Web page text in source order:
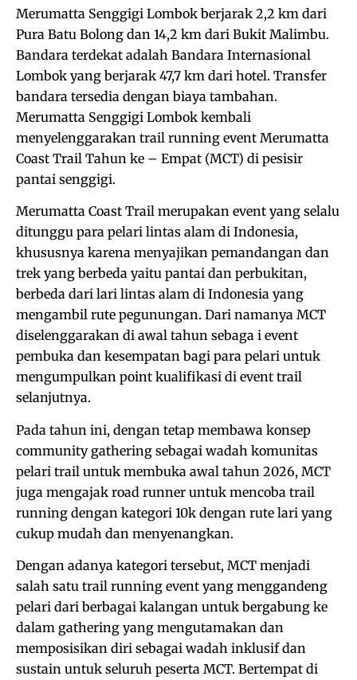
Merumatta Senggigi Lombok berjarak 2,2 km dari
Pura Batu Bolong dan 14,2 km dari Bukit Malimbu.
Bandara terdekat adalah Bandara Internasional
Lombok yang berjarak 47,7 km dari hotel. Transfer
bandara tersedia dengan biaya tambahan.
Merumatta Senggigi Lombok kembali
menyelenggarakan trail running event Merumatta
Coast Trail Tahun ke – Empat (MCT) di pesisir
pantai senggigi.
Merumatta Coast Trail merupakan event yang selalu
ditunggu para pelari lintas alam di Indonesia,
khususnya karena menyajikan pemandangan dan
trek yang berbeda yaitu pantai dan perbukitan,
berbeda dari lari lintas alam di Indonesia yang
mengambil rute pegunungan. Dari namanya MCT
diselenggarakan di awal tahun sebaga i event
pembuka dan kesempatan bagi para pelari untuk
mengumpulkan point kualifikasi di event trail
selanjutnya.
Pada tahun ini, dengan tetap membawa konsep
community gathering sebagai wadah komunitas
pelari trail untuk membuka awal tahun 2026, MCT
juga mengajak road runner untuk mencoba trail
running dengan kategori 10k dengan rute lari yang
cukup mudah dan menyenangkan.
Dengan adanya kategori tersebut, MCT menjadi
salah satu trail running event yang menggandeng
pelari dari berbagai kalangan untuk bergabung ke
dalam gathering yang mengutamakan dan
memposisikan diri sebagai wadah inklusif dan
sustain untuk seluruh peserta MCT. Bertempat di